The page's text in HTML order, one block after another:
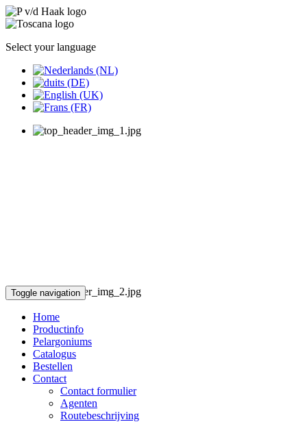
Select your language
Toggle navigation
Home
Productinfo
Pelargoniums
Catalogus
Bestellen
Contact
Contact formulier
Agenten
Routebeschrijving